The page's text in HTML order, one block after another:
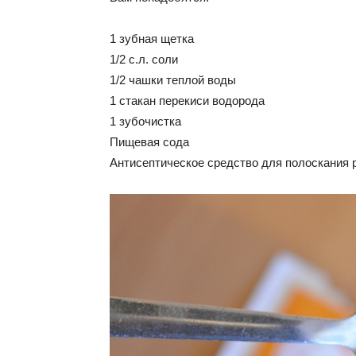
1 зубная щетка
1/2 c.л. соли
1/2 чашки теплой воды
1 стакан перекиси водорода
1 зубочистка
Пищевая сода
Антисептическое средство для полоскания